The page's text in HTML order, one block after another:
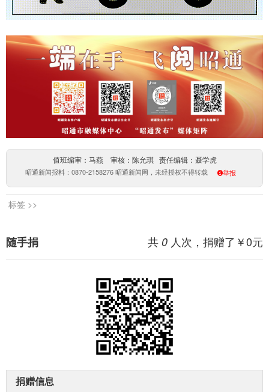
值班编审：马燕 审核：陈允琪 责任编辑：聂学虎
昭通新闻报料：0870-2158276 昭通新闻网，未经授权不得转载 举报
标签 >>
共 0 人次，捐赠了￥0元
随手捐
捐赠信息